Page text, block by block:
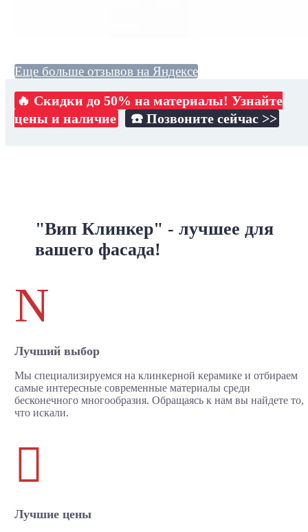
Еще больше отзывов на Яндексе
🔥 Скидки до 50% на материалы! Узнайте
цены и наличие
☎️ Позвоните сейчас >>
"Вип Клинкер" - лучшее для
вашего фасада!
N
Лучший выбор
Мы специализируемся на клинкерной керамике и отбираем
самые интересные современные материалы среди
бесконечного многообразия. Обращаясь к нам вы найдете то,
что искали.

Лучшие цены